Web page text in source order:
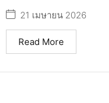
21 เมษายน 2026
Read More